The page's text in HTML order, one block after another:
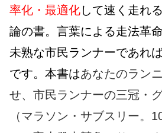
率化・最適化して速く走れ
論の書。言葉による走法革
未熟な市民ランナーであれ
です。本書はあなたのラン
せ、市民ランナーの三冠・
（マラソン・サブスリー。